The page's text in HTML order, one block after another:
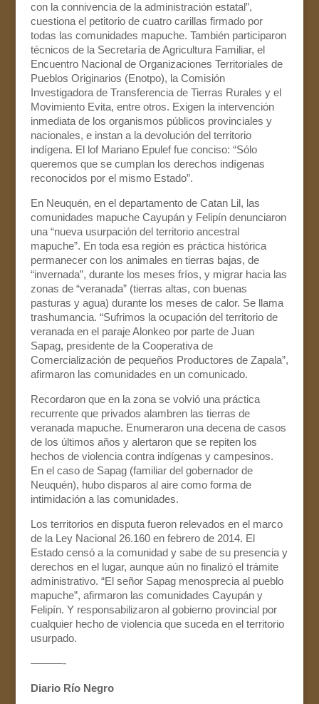
con la connivencia de la administración estatal”,
cuestiona el petitorio de cuatro carillas firmado por
todas las comunidades mapuche. También participaron
técnicos de la Secretaría de Agricultura Familiar, el
Encuentro Nacional de Organizaciones Territoriales de
Pueblos Originarios (Enotpo), la Comisión
Investigadora de Transferencia de Tierras Rurales y el
Movimiento Evita, entre otros. Exigen la intervención
inmediata de los organismos públicos provinciales y
nacionales, e instan a la devolución del territorio
indígena. El lof Mariano Epulef fue conciso: “Sólo
queremos que se cumplan los derechos indígenas
reconocidos por el mismo Estado”.
En Neuquén, en el departamento de Catan Lil, las
comunidades mapuche Cayupán y Felipín denunciaron
una “nueva usurpación del territorio ancestral
mapuche”. En toda esa región es práctica histórica
permanecer con los animales en tierras bajas, de
“invernada”, durante los meses fríos, y migrar hacia las
zonas de “veranada” (tierras altas, con buenas
pasturas y agua) durante los meses de calor. Se llama
trashumancia. “Sufrimos la ocupación del territorio de
veranada en el paraje Alonkeo por parte de Juan
Sapag, presidente de la Cooperativa de
Comercialización de pequeños Productores de Zapala”,
afirmaron las comunidades en un comunicado.
Recordaron que en la zona se volvió una práctica
recurrente que privados alambren las tierras de
veranada mapuche. Enumeraron una decena de casos
de los últimos años y alertaron que se repiten los
hechos de violencia contra indígenas y campesinos.
En el caso de Sapag (familiar del gobernador de
Neuquén), hubo disparos al aire como forma de
intimidación a las comunidades.
Los territorios en disputa fueron relevados en el marco
de la Ley Nacional 26.160 en febrero de 2014. El
Estado censó a la comunidad y sabe de su presencia y
derechos en el lugar, aunque aún no finalizó el trámite
administrativo. “El señor Sapag menosprecia al pueblo
mapuche”, afirmaron las comunidades Cayupán y
Felipín. Y responsabilizaron al gobierno provincial por
cualquier hecho de violencia que suceda en el territorio
usurpado.
———-
Diario Río Negro